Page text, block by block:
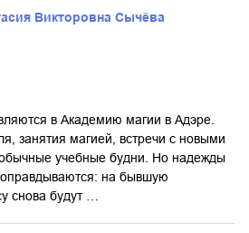
Викторовна Сычёва
в Академию магии в Адэре.
занятия магией, встречи с новыми
учебные будни. Но надежды
на бывшую
снова будут …